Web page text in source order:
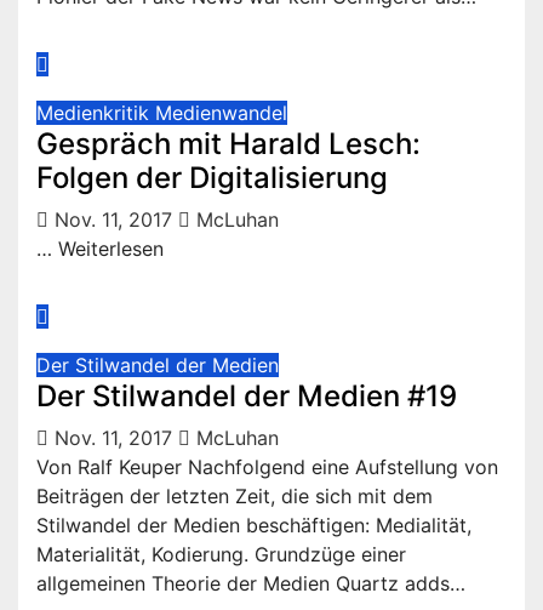
Medienkritik Medienwandel
Gespräch mit Harald Lesch:
Folgen der Digitalisierung
Nov. 11, 2017
McLuhan
… Weiterlesen
Der Stilwandel der Medien
Der Stilwandel der Medien #19
Nov. 11, 2017
McLuhan
Von Ralf Keuper Nachfolgend eine Aufstellung von
Beiträgen der letzten Zeit, die sich mit dem
Stilwandel der Medien beschäftigen: Medialität,
Materialität, Kodierung. Grundzüge einer
allgemeinen Theorie der Medien Quartz adds…